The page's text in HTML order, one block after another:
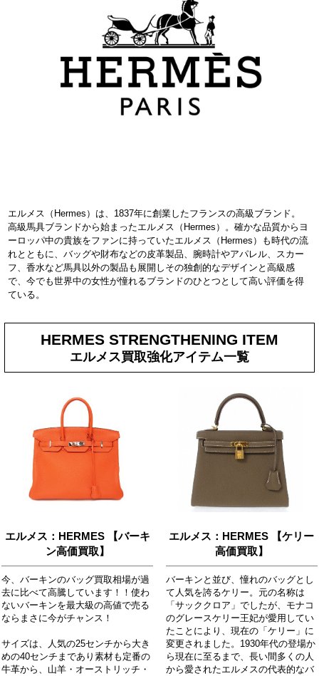
エルメス（Hermes）は、1837年に創業したフランスの高級ブランド。
高級馬具ブランドから始まったエルメス（Hermes）。確かな品質からヨ
ーロッパ中の貴族をファンに持っていたエルメス（Hermes）も時代の流
れとともに、バッグや財布などの皮革製品、腕時計やアパレル、スカー
フ、香水など馬具以外の製品も展開しその独創的なデザインと高級感
で、今でも世界中の女性が憧れるブランドのひとつとして高い評価を得
ている。
HERMES STRENGTHENING ITEM
エルメス買取強化アイテム一覧
エルメス：HERMES 【バーキ
ン高価買取】
今、バーキンのバッグ買取相場が過
去に比べて高騰しています！！使わ
ないバーキンを最大級の高値で売る
ならまさに今がチャンス！
サイズは、人気の25センチから大き
めの40センチまであり素材も定番の
牛革から、山羊・オーストリッチ・
エルメス：HERMES 【ケリー
高価買取】
バーキンと並び、憧れのバッグとし
て人気を誇るケリー。元の名称は
「サッククロア」でしたが、モナコ
のグレースケリー王妃が愛用してい
たことにより、現在の「ケリー」に
変更されました。1930年代の登場か
ら現在に至るまで、長い間多くの人
から愛されたエルメスの代表的なバ